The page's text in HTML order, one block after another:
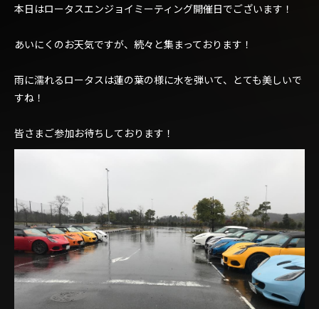
本日はロータスエンジョイミーティング開催日でございます！
あいにくのお天気ですが、続々と集まっております！
雨に濡れるロータスは蓮の葉の様に水を弾いて、とても美しいで
すね！
皆さまご参加お待ちしております！